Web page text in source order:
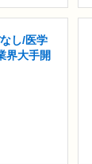
し/医学
界大手開